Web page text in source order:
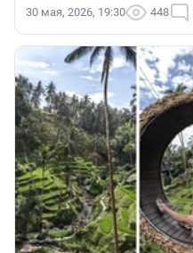
30 мая, 2026, 19:30 448